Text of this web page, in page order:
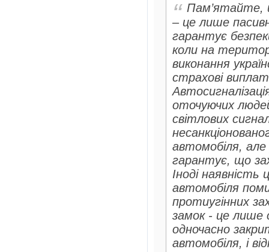
Пам’ятайте,
– це лише
гарантує
коли на
виконання
страхові
оточуючих
світлових
автомобіля, але
гарантує, що
Іноді
автомобіля
протиугінних
замок - це лише
одночасно
автомобіля, і